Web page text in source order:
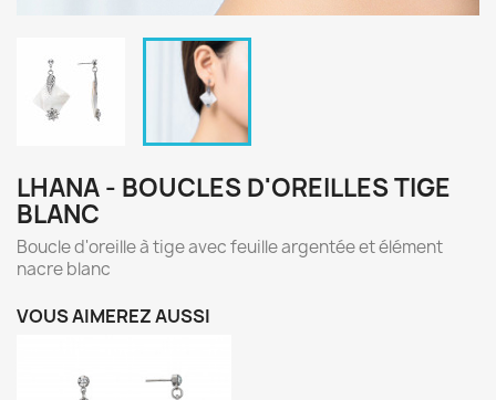
LHANA - BOUCLES D'OREILLES TIGE
BLANC
Boucle d'oreille à tige avec feuille argentée et élément
nacre blanc
VOUS AIMEREZ AUSSI